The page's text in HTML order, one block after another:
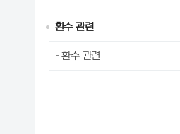
환수 관련
환수 관련